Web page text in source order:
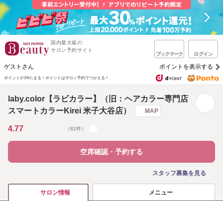
国内最大級の
サロン予約サイト
ブックマーク ログイン
ゲストさん ポイントを表示する
ポイントが1%たまる！ ポイントはサロン予約でつかえる！
laby.color【ラビカラー】（旧：ヘアカラー専門店
スマートカラーKirei 米子大谷店）
MAP
4.77 （82件）
空席確認・予約する
スタッフ募集を見る
サロン情報 メニュー